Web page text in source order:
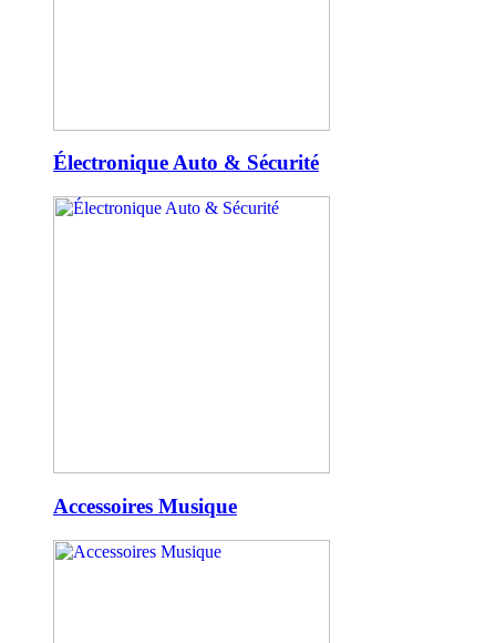
Électronique Auto & Sécurité
Accessoires Musique